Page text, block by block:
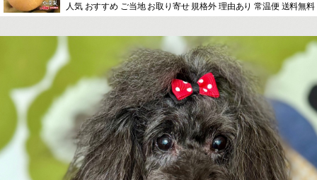
人気 おすすめ ご当地 お取り寄せ 規格外 理由あり 常温便 送料無料